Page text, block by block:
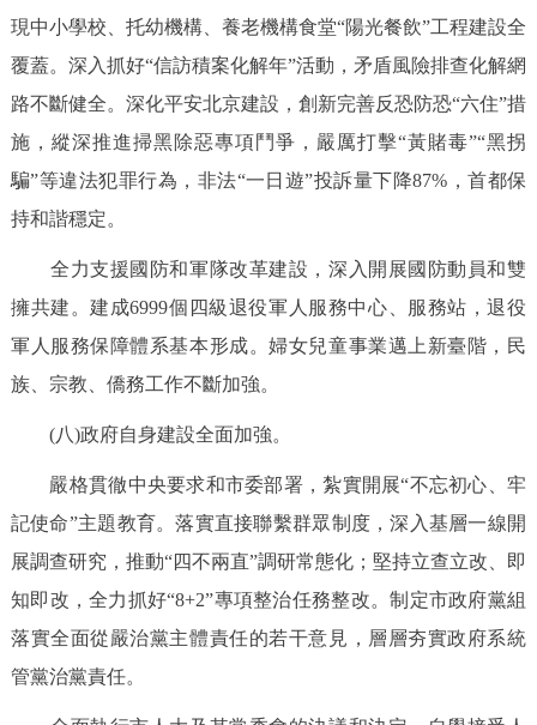
現中小學校、托幼機構、養老機構食堂“陽光餐飲”工程建設全
覆蓋。深入抓好“信訪積案化解年”活動，矛盾風險排查化解網
路不斷健全。深化平安北京建設，創新完善反恐防恐“六住”措
施，縱深推進掃黑除惡專項鬥爭，嚴厲打擊“黃賭毒”“黑拐
騙”等違法犯罪行為，非法“一日遊”投訴量下降87%，首都保
持和諧穩定。
全力支援國防和軍隊改革建設，深入開展國防動員和雙
擁共建。建成6999個四級退役軍人服務中心、服務站，退役
軍人服務保障體系基本形成。婦女兒童事業邁上新臺階，民
族、宗教、僑務工作不斷加強。
(八)政府自身建設全面加強。
嚴格貫徹中央要求和市委部署，紮實開展“不忘初心、牢
記使命”主題教育。落實直接聯繫群眾制度，深入基層一線開
展調查研究，推動“四不兩直”調研常態化；堅持立查立改、即
知即改，全力抓好“8+2”專項整治任務整改。制定市政府黨組
落實全面從嚴治黨主體責任的若干意見，層層夯實政府系統
管黨治黨責任。